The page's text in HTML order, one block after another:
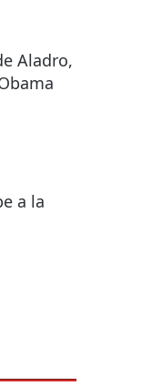
Aladro,
a la